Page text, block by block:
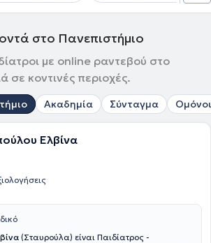
στο Πανεπιστήμιο
με online ραντεβού στο
σε κοντινές περιοχές.
Ακαδημία Σύνταγμα
Ελβίνα
(Σταυρούλα) είναι Παιδίατρος -